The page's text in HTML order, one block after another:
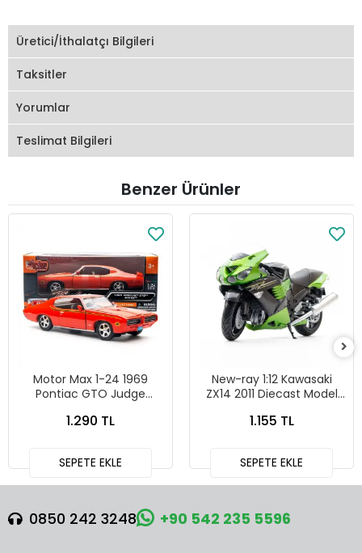
Üretici/İthalatçı Bilgileri
Taksitler
Yorumlar
Teslimat Bilgileri
Benzer Ürünler
Motor Max 1-24 1969
Pontiac GTO Judge
Turuncu - 73242
1.290 TL
SEPETE EKLE
New-ray 1:12 Kawasaki
ZX14 2011 Diecast Model
1.155 TL
SEPETE EKLE
0850 242 3248 +90 542 235 5596